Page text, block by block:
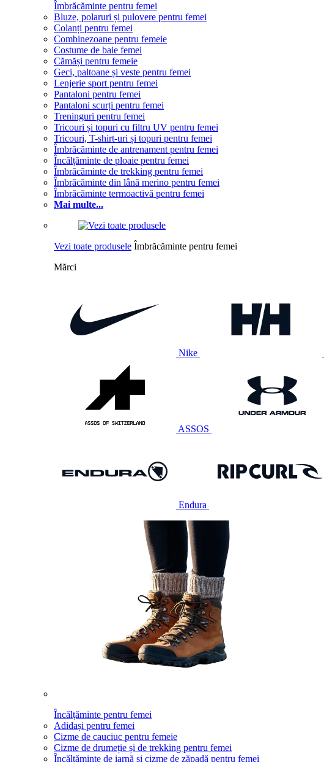
Îmbrăcăminte pentru femei
Bluze, polaruri și pulovere pentru femei
Colanți pentru femei
Combinezoane pentru femeie
Costume de baie femei
Cămăși pentru femeie
Geci, paltoane și veste pentru femei
Lenjerie sport pentru femei
Pantaloni pentru femei
Pantaloni scurți pentru femei
Treninguri pentru femei
Tricouri și topuri cu filtru UV pentru femei
Tricouri, T-shirt-uri și topuri pentru femei
Îmbrăcăminte de antrenament pentru femei
Încălțăminte de ploaie pentru femei
Îmbrăcăminte de trekking pentru femei
Îmbrăcăminte din lână merino pentru femei
Îmbrăcăminte termoactivă pentru femei
Mai multe...
Vezi toate produsele Îmbrăcăminte pentru femei
Mărci
Nike
ASSOS
Endura
Încălțăminte pentru femei
Adidași pentru femei
Cizme de cauciuc pentru femeie
Cizme de drumeție și de trekking pentru femei
Încălțăminte de iarnă și cizme de zăpadă pentru femei